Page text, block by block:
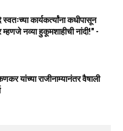
स्वतःच्या कार्यकर्त्यांना कधीपासून
नव्या हुकूमशाहीची नांदी!" -
यांच्या राजीनाम्यानंतर वैषाली